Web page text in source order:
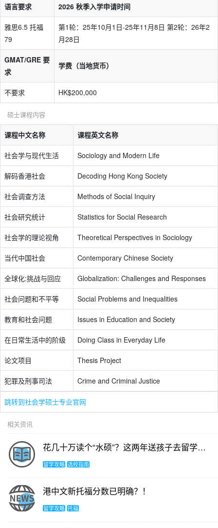
语言要求 2026 秋季入学申请时间
雅思6.5 托福
79
第1轮：25年10月1日-25年11月8日 第2轮：26年2
月28日
GMAT/GRE 要
求
学费（当地货币）
不要求 HK$200,000
硕士课程内容
课程中文名称 课程英文名称
社会学与现代生活 Sociology and Modern Life
解码香港社会 Decoding Hong Kong Society
社会调查方法 Methods of Social Inquiry
社会研究统计 Statistics for Social Research
社会学的理论视角 Theoretical Perspectives in Sociology
当代中国社会 Contemporary Chinese Society
全球化:挑战与回应 Globalization: Challenges and Responses
社会问题和不平等 Social Problems and Inequalities
教育和社会问题 Issues in Education and Society
在日常生活中的阶级 Doing Class in Everyday Life
论文项目 Thesis Project
犯罪及刑事司法 Crime and Criminal Justice
跳转到社会学硕士专业官网
相关资讯
花几十万读个“水硕”？这两年送孩子去留学的家庭，后来后悔了吗？
留学攻略 选校指南
港中文新托福分数已明确？！
留学攻略 托福